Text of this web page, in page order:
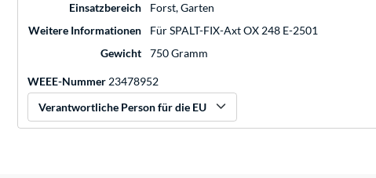
Einsatzbereich
Forst, Garten
Weitere Informationen
Für SPALT-FIX-Axt OX 248 E-2501
Gewicht
750 Gramm
WEEE-Nummer 23478952
Verantwortliche Person für die EU